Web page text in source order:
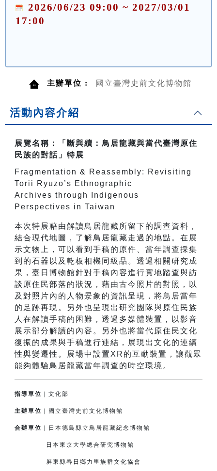
2026/06/23 09:00 ~ 2027/03/01
17:00
主辦單位 : 國立臺灣史前文化博物館
活動內容介紹
展覽名稱：「斷與續：鳥居龍藏與當代臺灣原住
民族的對話」特展
Fragmentation & Reassembly: Revisiting
Torii Ryuzo’s Ethnographic
Archives through Indigenous
Perspectives in Taiwan
本次特展藉由解讀鳥居龍藏所留下的調查資料，
結合現代地圖，了解鳥居龍藏走過的地點。在展
示文物上，可以看到手稿的原件、當年調查採集
到的石器以及乾板相機同級品。透過相關研究成
果，臺日博物館針對手稿內容進行實地踏查與訪
談原住民部落的狀況，藉由古今照片的對照，以
及對照片內的人物景象的資訊呈現，將鳥居當年
的足跡再現。另外也呈現出研究團隊與原住民族
人在解讀手稿的困難，透過多媒體裝置，以影音
展示部分解讀的內容。另外也將當代原住民文化
復振的成果與手稿進行連結，展現出文化的連續
性與變遷性。展場中設置XR的互動裝置，讓觀眾
能夠體驗鳥居龍藏當年調查的時空環境。
指導單位 ｜文化部
主辦單位 ｜國立臺灣史前文化博物館
合辦單位 ｜日本德島縣立鳥居龍藏紀念博物館
日本東京大學總合研究博物館
屏東縣春日鄉力里族群文化協會